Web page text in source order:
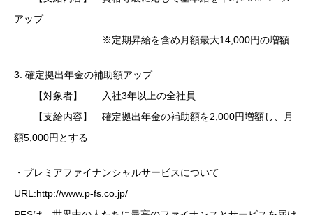
アップ
※定期昇給を含め月額最大14,000円の増額
3. 確定拠出年金の補助額アップ
【対象者】 入社3年以上の全社員
【支給内容】 確定拠出年金の補助額を2,000円増額し、月
額5,000円とする
・プレミアファイナンシャルサービスについて
URL:http://www.p-fs.co.jp/